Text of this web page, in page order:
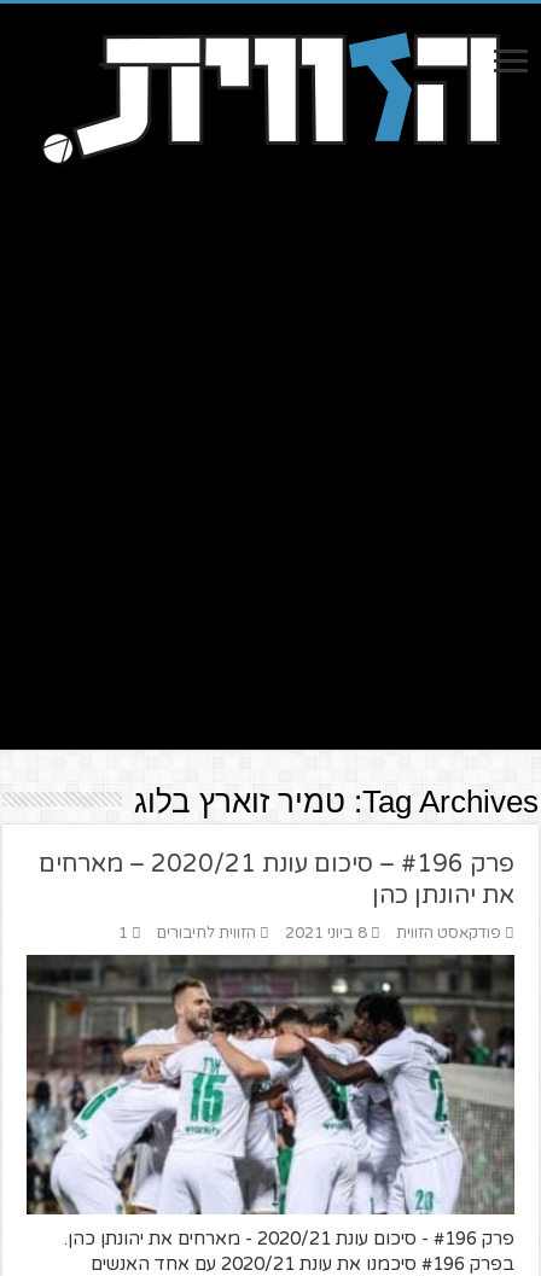
Tag Archives: טמיר זוארץ בלוג
פרק #196 – סיכום עונת 2020/21 – מארחים
את יהונתן כהן
פודקאסט הזווית 8 ביוני 2021 הזווית לחיבורים 1
פרק #196 - סיכום עונת 2020/21 - מארחים את יהונתן כהן.
בפרק #196 סיכמנו את עונת 2020/21 עם אחד האנשים